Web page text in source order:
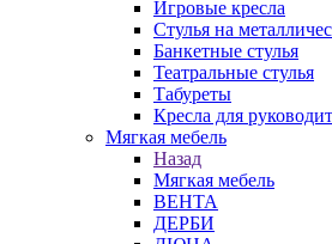
Игровые кресла
Стулья на
Банкетные стулья
Театральные стулья
Табуреты
Кресла для
Мягкая мебель
Назад
Мягкая мебель
ВЕНТА
ДЕРБИ